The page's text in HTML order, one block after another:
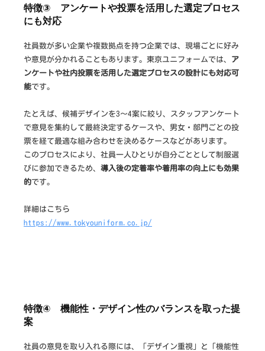
特徴③ アンケートや投票を活用した選定プロセス
にも対応
社員数が多い企業や複数拠点を持つ企業では、現場ごとに好み
や意見が分かれることもあります。東京ユニフォームでは、 ア
ンケートや社内投票を活用した選定プロセスの設計にも対応可
能です。
たとえば、候補デザインを3〜4案に絞り、スタッフアンケート
で意見を集約して最終決定するケースや、男女・部門ごとの投
票を経て最適な組み合わせを決めるケースなどがあります。
このプロセスにより、社員一人ひとりが自分ごととして制服選
びに参加できるため、 導入後の定着率や着用率の向上にも効果
的です。
詳細はこちら
https://www.tokyouniform.co.jp/
特徴④ 機能性・デザイン性のバランスを取った提
案
社員の意見を取り入れる際には、「デザイン重視」と「機能性